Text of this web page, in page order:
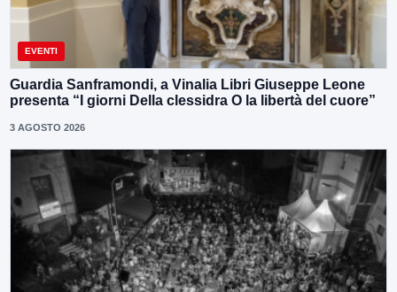
EVENTI
Guardia Sanframondi, a Vinalia Libri Giuseppe Leone
presenta “I giorni Della clessidra O la libertà del cuore”
3 AGOSTO 2026